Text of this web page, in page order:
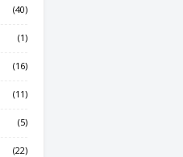
(40)
(1)
(16)
(11)
(5)
(22)